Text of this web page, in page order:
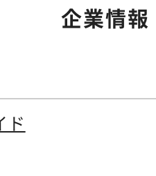
企業情報
ド